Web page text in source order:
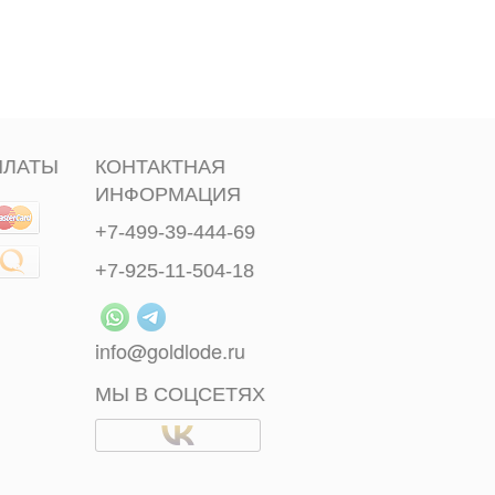
КОНТАКТНАЯ
ИНФОРМАЦИЯ
+7-499-39-444-69
+7-925-11-504-18
info@goldlode.ru
МЫ В СОЦСЕТЯХ